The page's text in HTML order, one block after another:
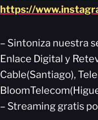
https://
– Sintoniza nuestra
Enlace Digital y
Cable(Santiago),
– Streaming gratis